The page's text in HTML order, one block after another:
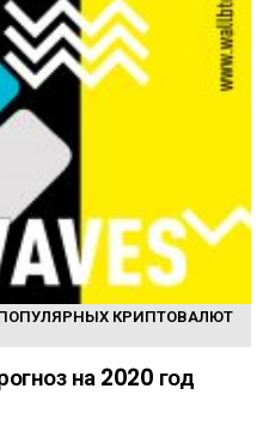
КРИПТОВАЛЮТ
на 2020 год